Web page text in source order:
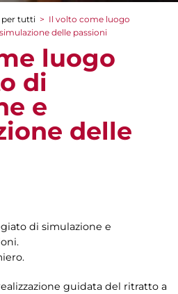
per tutti > Il volto come luogo
delle passioni
luogo
di
e
delle
di simulazione e
guidata del ritratto a